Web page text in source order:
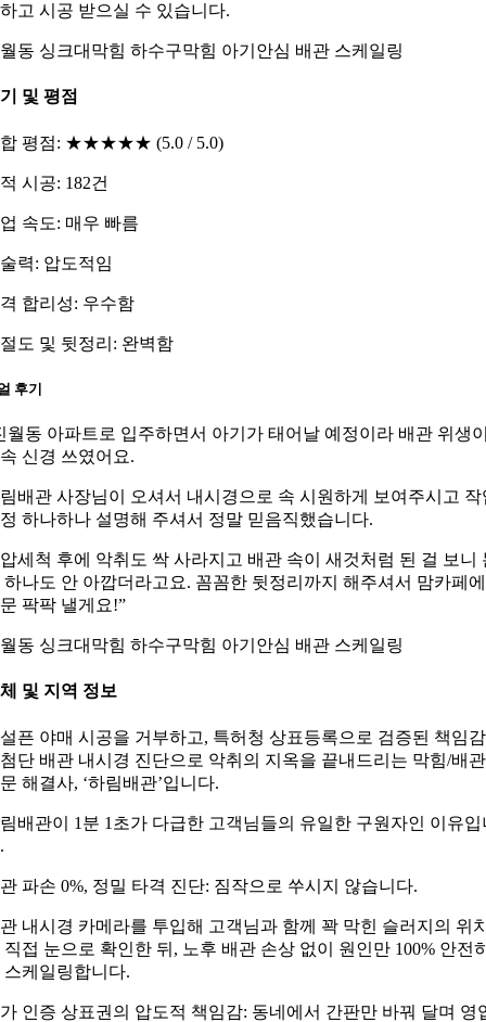
고 시공 받으실 수 있습니다.
동 싱크대막힘 하수구막힘 아기안심 배관 스케일링
및 평점
평점: ★★★★★ (5.0 / 5.0)
시공: 182건
속도: 매우 빠름
력: 압도적임
합리성: 우수함
도 및 뒷정리: 완벽함
후기
월동 아파트로 입주하면서 아기가 태어날 예정이라 배관 위생
신경 쓰였어요.
배관 사장님이 오셔서 내시경으로 속 시원하게 보여주시고 작
하나하나 설명해 주셔서 정말 믿음직했습니다.
세척 후에 악취도 싹 사라지고 배관 속이 새것처럼 된 걸 보니
하나도 안 아깝더라고요. 꼼꼼한 뒷정리까지 해주셔서 맘카페에
팍팍 낼게요!”
동 싱크대막힘 하수구막힘 아기안심 배관 스케일링
및 지역 정보
픈 야매 시공을 거부하고, 특허청 상표등록으로 검증된 책임
단 배관 내시경 진단으로 악취의 지옥을 끝내드리는 막힘/배관
해결사, ‘하림배관’입니다.
배관이 1분 1초가 다급한 고객님들의 유일한 구원자인 이유입
파손 0%, 정밀 타격 진단: 짐작으로 쑤시지 않습니다.
내시경 카메라를 투입해 고객님과 함께 꽉 막힌 슬러지의 위
직접 눈으로 확인한 뒤, 노후 배관 손상 없이 원인만 100% 안전
스케일링합니다.
인증 상표권의 압도적 책임감: 동네에서 간판만 바꿔 달며 영